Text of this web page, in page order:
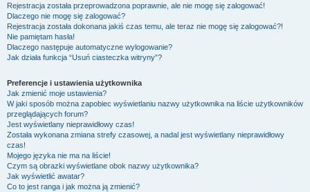
Rejestracja została przeprowadzona poprawnie, ale nie mogę się zalogować!
Dlaczego nie mogę się zalogować?
Rejestracja została dokonana jakiś czas temu, ale teraz nie mogę się zalogować?!
Nie pamiętam hasła!
Dlaczego następuje automatyczne wylogowanie?
Jak działa funkcja “Usuń ciasteczka witryny”?
Preferencje i ustawienia użytkownika
Jak zmienić moje ustawienia?
W jaki sposób można zapobiec wyświetlaniu nazwy użytkownika na liście użytkowników
przeglądających forum?
Jest wyświetlany nieprawidłowy czas!
Została wykonana zmiana strefy czasowej, a nadal jest wyświetlany nieprawidłowy
czas!
Mojego języka nie ma na liście!
Czym są obrazki wyświetlane obok nazwy użytkownika?
Jak wyświetlić awatar?
Co to jest ranga i jak można ją zmienić?